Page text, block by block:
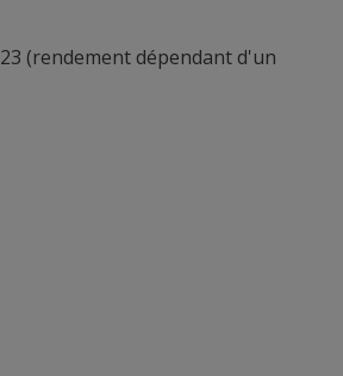
(rendement dépendant d'un